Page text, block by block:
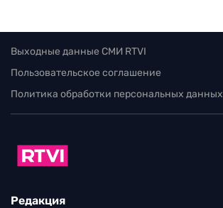
Выходные данные СМИ RTVI
Пользовательское соглашение
Политика обработки персональных данных
Редакция